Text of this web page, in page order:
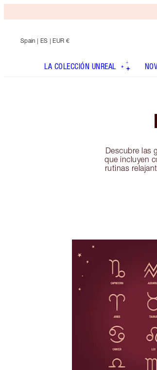
Spain | ES | EUR €
LA COLECCIÓN UNREAL
Descubre las
que incluyen
rutinas